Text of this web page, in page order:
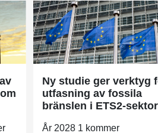
Ny studie ger verktyg
utfasning av fossila
bränslen i ETS2-
År 2028 1 kommer